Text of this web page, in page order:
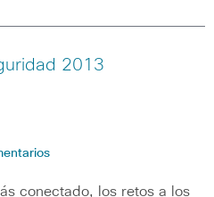
2013
conectado, los retos a los